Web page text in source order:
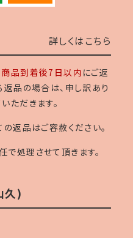
詳しくはこちら
商品到着後7日以内 にご返
返品の場合は、申し訳あり
ただきます。
返品はご容赦ください。
処理させて頂きます。
久)